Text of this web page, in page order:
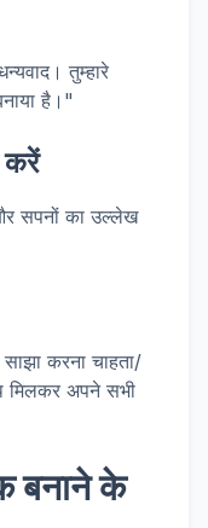
तुम्हारे
है।"
करें
सपनों का उल्लेख
करना चाहता/
मिलकर अपने सभी
बनाने के